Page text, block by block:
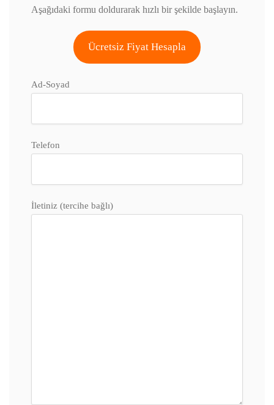
Aşağıdaki formu doldurarak hızlı bir şekilde başlayın.
Ücretsiz Fiyat Hesapla
Ad-Soyad
Telefon
İletiniz (tercihe bağlı)